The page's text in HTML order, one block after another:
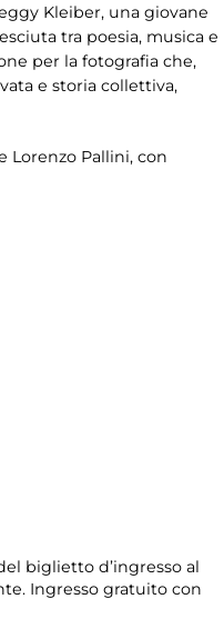
Kleiber, una giovane
tra poesia, musica e
per la fotografia che,
e storia collettiva,
Lorenzo Pallini, con
biglietto d’ingresso al
Ingresso gratuito con